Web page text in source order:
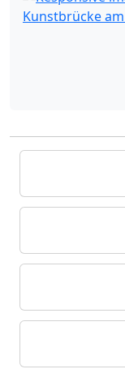
Kunstbrücke